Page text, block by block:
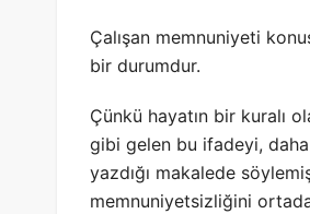
Çalışan memnuniyeti
bir durumdur.
Çünkü hayatın bir kuralı
gibi gelen bu ifadeyi, daha
yazdığı makalede
memnuniyetsizliğini